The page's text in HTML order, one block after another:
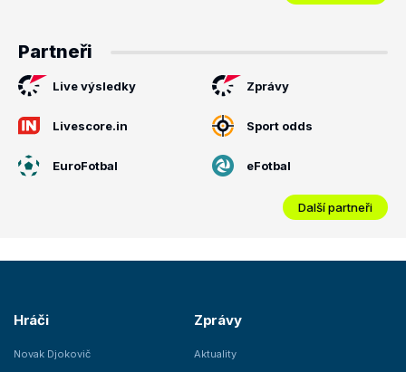
Partneři
Live výsledky Zprávy
Livescore.in Sport odds
EuroFotbal eFotbal
Další partneři
Hráči
Novak Djokovič
Zprávy
Aktuality